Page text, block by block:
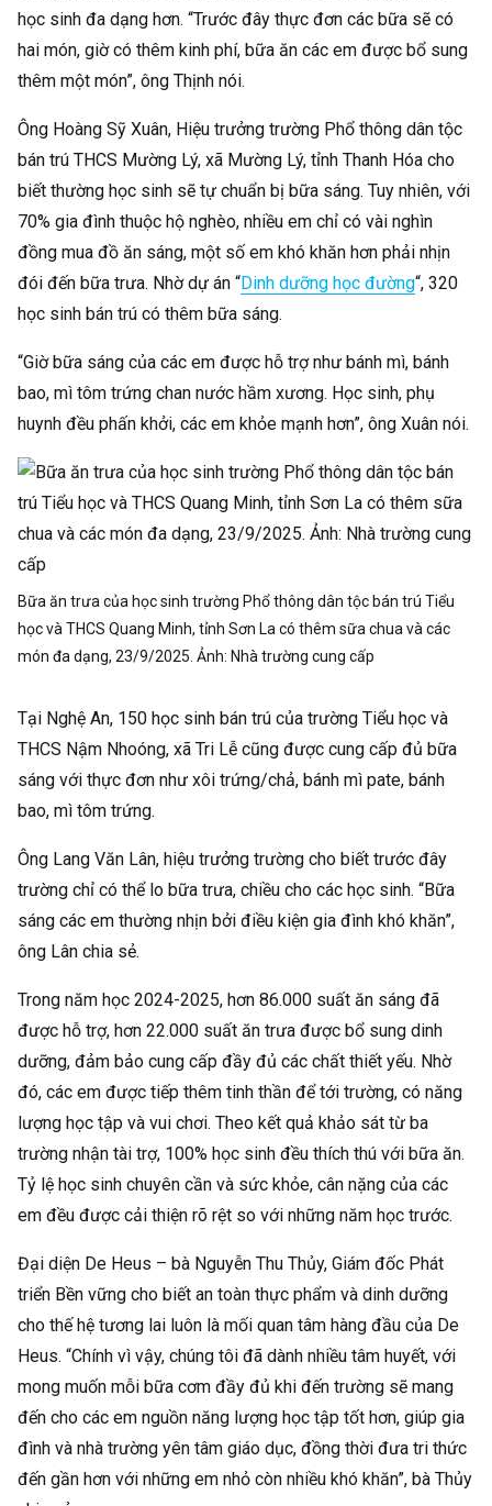
học sinh đa dạng hơn. “Trước đây thực đơn các bữa sẽ có
hai món, giờ có thêm kinh phí, bữa ăn các em được bổ sung
thêm một món”, ông Thịnh nói.
Ông Hoàng Sỹ Xuân, Hiệu trưởng trường Phổ thông dân tộc
bán trú THCS Mường Lý, xã Mường Lý, tỉnh Thanh Hóa cho
biết thường học sinh sẽ tự chuẩn bị bữa sáng. Tuy nhiên, với
70% gia đình thuộc hộ nghèo, nhiều em chỉ có vài nghìn
đồng mua đồ ăn sáng, một số em khó khăn hơn phải nhịn
đói đến bữa trưa. Nhờ dự án “Dinh dưỡng học đường“, 320
học sinh bán trú có thêm bữa sáng.
“Giờ bữa sáng của các em được hỗ trợ như bánh mì, bánh
bao, mì tôm trứng chan nước hầm xương. Học sinh, phụ
huynh đều phấn khởi, các em khỏe mạnh hơn”, ông Xuân nói.
Bữa ăn trưa của học sinh trường Phổ thông dân tộc bán trú Tiểu
học và THCS Quang Minh, tỉnh Sơn La có thêm sữa chua và các
món đa dạng, 23/9/2025. Ảnh: Nhà trường cung cấp
Tại Nghệ An, 150 học sinh bán trú của trường Tiểu học và
THCS Nậm Nhoóng, xã Tri Lễ cũng được cung cấp đủ bữa
sáng với thực đơn như xôi trứng/chả, bánh mì pate, bánh
bao, mì tôm trứng.
Ông Lang Văn Lân, hiệu trưởng trường cho biết trước đây
trường chỉ có thể lo bữa trưa, chiều cho các học sinh. “Bữa
sáng các em thường nhịn bởi điều kiện gia đình khó khăn”,
ông Lân chia sẻ.
Trong năm học 2024-2025, hơn 86.000 suất ăn sáng đã
được hỗ trợ, hơn 22.000 suất ăn trưa được bổ sung dinh
dưỡng, đảm bảo cung cấp đầy đủ các chất thiết yếu. Nhờ
đó, các em được tiếp thêm tinh thần để tới trường, có năng
lượng học tập và vui chơi. Theo kết quả khảo sát từ ba
trường nhận tài trợ, 100% học sinh đều thích thú với bữa ăn.
Tỷ lệ học sinh chuyên cần và sức khỏe, cân nặng của các
em đều được cải thiện rõ rệt so với những năm học trước.
Đại diện De Heus – bà Nguyễn Thu Thủy, Giám đốc Phát
triển Bền vững cho biết an toàn thực phẩm và dinh dưỡng
cho thế hệ tương lai luôn là mối quan tâm hàng đầu của De
Heus. “Chính vì vậy, chúng tôi đã dành nhiều tâm huyết, với
mong muốn mỗi bữa cơm đầy đủ khi đến trường sẽ mang
đến cho các em nguồn năng lượng học tập tốt hơn, giúp gia
đình và nhà trường yên tâm giáo dục, đồng thời đưa tri thức
đến gần hơn với những em nhỏ còn nhiều khó khăn”, bà Thủy